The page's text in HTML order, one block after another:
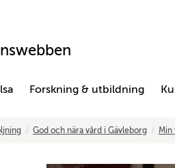
Forskning & utbildning
God och nära vård i Gävleborg Min